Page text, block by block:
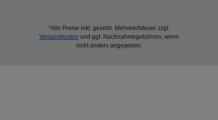
*Alle Preise inkl. gesetzl. Mehrwertsteuer zzgl.
Versandkosten und ggf. Nachnahmegebühren, wenn
nicht anders angegeben.